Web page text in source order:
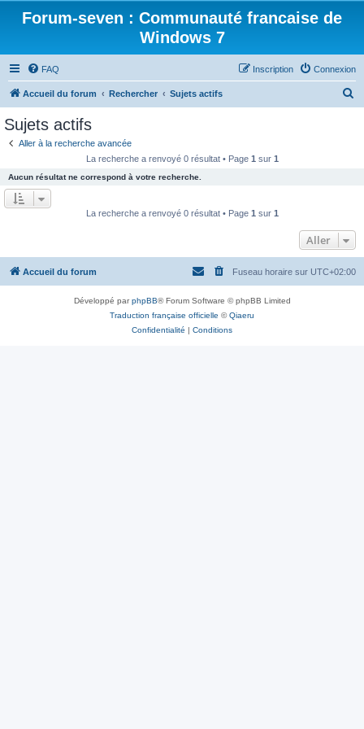
Forum-seven : Communauté francaise de
Windows 7
FAQ Connexion
Inscription
Accueil du forum Rechercher Sujets actifs
e
r
Sujets actifs
Aller à la recherche avancée
La recherche a renvoyé 0 résultat • Page 1 sur 1
Aucun résultat ne correspond à votre recherche.
La recherche a renvoyé 0 résultat • Page 1 sur 1
Aller
Accueil du forum Fuseau horaire sur UTC+02:00
Développé parphpBB® Forum Software © phpBB Limited
Traduction française officielle ©Qiaeru
Confidentialité | Conditions